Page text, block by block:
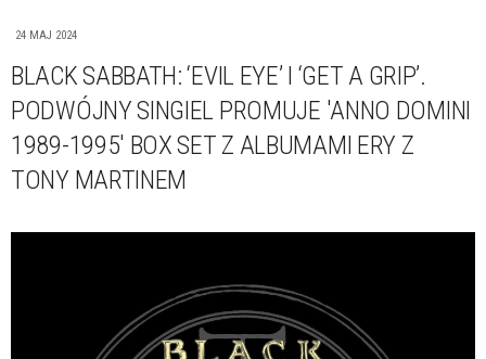
24 MAJ 2024
BLACK SABBATH: ‘EVIL EYE’ I ‘GET A GRIP’.
PODWÓJNY SINGIEL PROMUJE 'ANNO DOMINI
1989-1995' BOX SET Z ALBUMAMI ERY Z
TONY MARTINEM